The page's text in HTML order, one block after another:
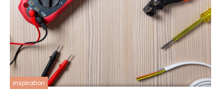
inspiration